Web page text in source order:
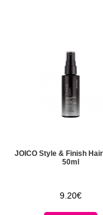
JOICO Style & Finish
50ml
9.20€